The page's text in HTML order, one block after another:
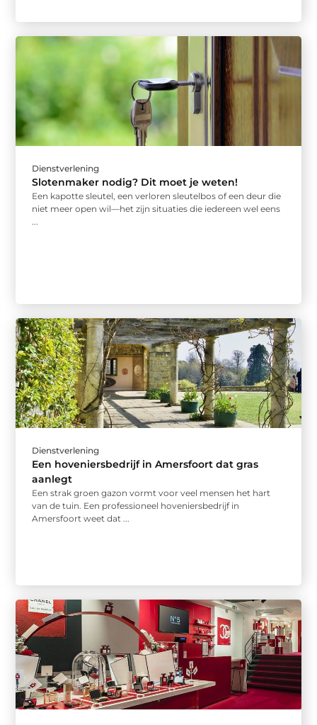
Dienstverlening
Slotenmaker nodig? Dit moet je weten!
Een kapotte sleutel, een verloren sleutelbos of een deur die
niet meer open wil—het zijn situaties die iedereen wel eens
...
Dienstverlening
Een hoveniersbedrijf in Amersfoort dat gras
aanlegt
Een strak groen gazon vormt voor veel mensen het hart
van de tuin. Een professioneel hoveniersbedrijf in
Amersfoort weet dat ...